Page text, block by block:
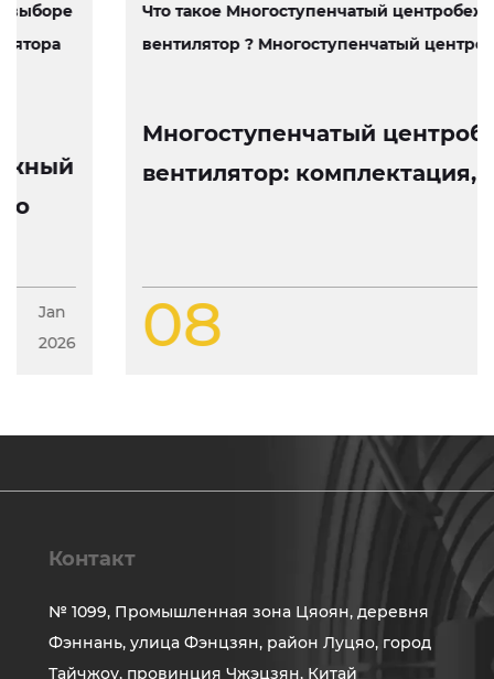
Многоступенчатый центробежный
вентилятор: комплектация, работа
Что такое Многоступенчатый центробежный
вентилятор ? Многоступенчатый центробеж...
08
Контакт
№ 1099, Промышленная зона Цяоян, деревня
Фэннань, улица Фэнцзян, район Луцяо, город
Тайчжоу, провинция Чжэцзян, Китай